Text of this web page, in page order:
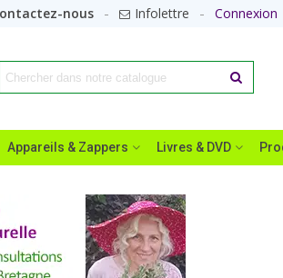
nous Infolettre Connexion
Appareils & Zappers Livres & DVD